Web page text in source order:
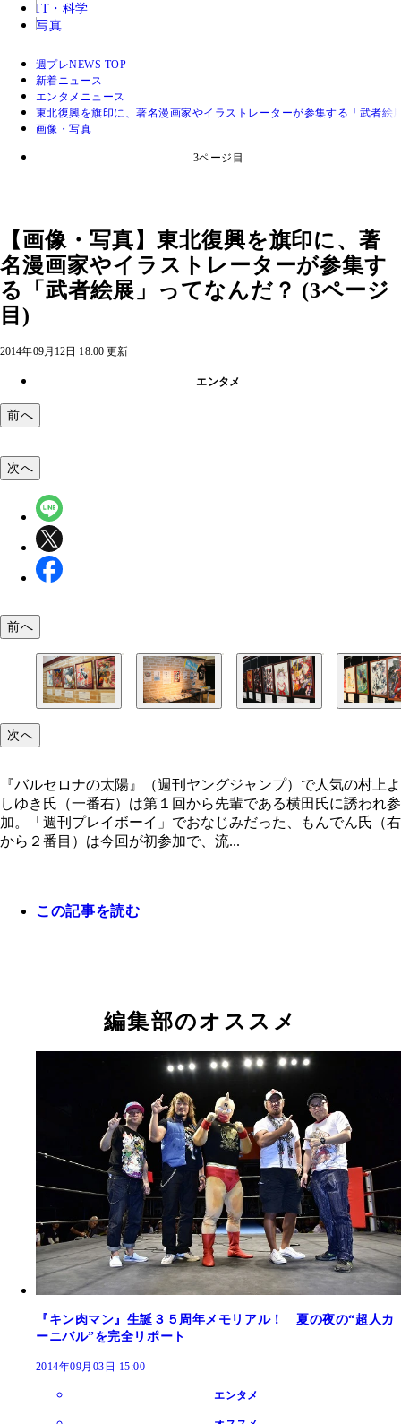
IT・科学
写真
週プレNEWS TOP
新着ニュース
エンタメニュース
東北復興を旗印に、著名漫画家やイラストレーターが参集する「武者絵
画像・写真
3ページ目
【画像・写真】東北復興を旗印に、著
名漫画家やイラストレーターが参集す
る「武者絵展」ってなんだ？ (3ページ
目)
2014年09月12日 18:00 更新
エンタメ
前へ
た、もんでん氏（右から２番目）は今回が初参加
鏑馬(やぶさめ)をしている武者を美麗に描いた
左）など実力派ぞろい
次へ
前へ
次へ
『バルセロナの太陽』（週刊ヤングジャンプ）で人気の村上よ
しゆき氏（一番右）は第１回から先輩である横田氏に誘われ参
加。「週刊プレイボーイ」でおなじみだった、もんでん氏（右
から２番目）は今回が初参加で、流...
この記事を読む
編集部のオススメ
『キン肉マン』生誕３５周年メモリアル！ 夏の夜の“超人カ
ーニバル”を完全リポート
2014年09月03日 15:00
エンタメ